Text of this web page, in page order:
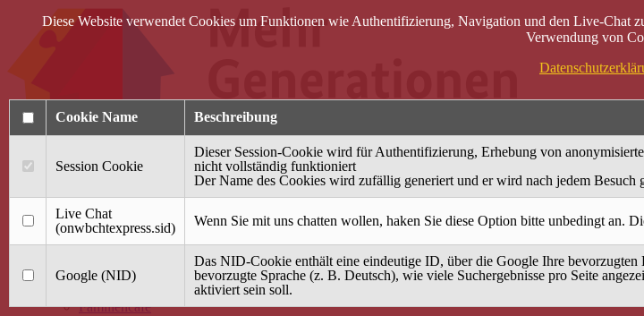
Anmelden
Startseite
Treffpunkt Jung & Alt
40 Jahre Mütterzentrum
Familiencafé
Diese Website verwendet Cookies um Funktionen wie Authentifizierung, Navigation und den Live-Chat
Verwendung von
Cookie Name Beschreibung
Session Cookie
Dieser Session-Cookie wird für Authentifizierung, Erhebung von
nicht vollständig funktioniert
Der Name des Cookies wird zufällig generiert und er wird nach jedem Besuch
Live Chat
(onwbchtexpress.sid)
Wenn Sie mit uns chatten wollen, haken Sie diese Option bitte unbedingt an.
Google (NID)
Das NID-Cookie enthält eine eindeutige ID, über die Google Ihre
bevorzugte Sprache (z. B. Deutsch), wie viele Suchergebnisse pro Seite
aktiviert sein soll.